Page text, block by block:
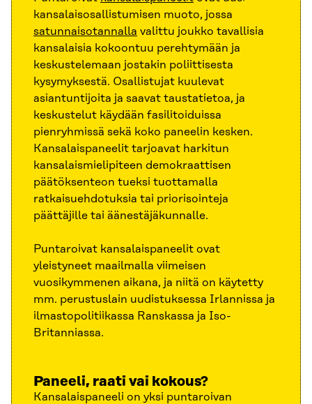
kansalaisosallistumisen muoto, jossa
satunnaisotannalla valittu joukko tavallisia
kansalaisia kokoontuu perehtymään ja
keskustelemaan jostakin poliittisesta
kysymyksestä. Osallistujat kuulevat
asiantuntijoita ja saavat taustatietoa, ja
keskustelut käydään fasilitoiduissa
pienryhmissä sekä koko paneelin kesken.
Kansalaispaneelit tarjoavat harkitun
kansalaismielipiteen demokraattisen
päätöksenteon tueksi tuottamalla
ratkaisuehdotuksia tai priorisointeja
päättäjille tai äänestäjäkunnalle.
Puntaroivat kansalaispaneelit ovat
yleistyneet maailmalla viimeisen
vuosikymmenen aikana, ja niitä on käytetty
mm. perustuslain uudistuksessa Irlannissa ja
ilmastopolitiikassa Ranskassa ja Iso-
Britanniassa.
Paneeli, raati vai kokous?
Kansalaispaneeli on yksi puntaroivan